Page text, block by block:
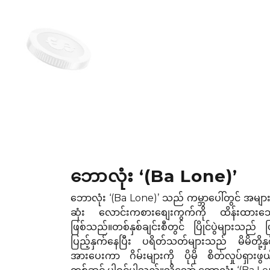
ဘောလုံး ‘(Ba Lone)’
ဘောလုံး ‘(Ba Lone)’ သည် ကမ္ဘာပေါ်တွင် အမျာ
ဆုံး လောင်းကစားစျေးကွက်ကို ထိန်းထားသ
ဖြစ်သည်။တစ်နှစ်ချင်းစီတွင် ပြိုင်ပွဲများသည်
ပြည့်နှက်နေပြီး ပရိတ်သတ်များသည် မိမိတို့
အားပေးကာ ဂိမ်းများကို ပိုမို စိတ်လှုပ်ရှားဖွ